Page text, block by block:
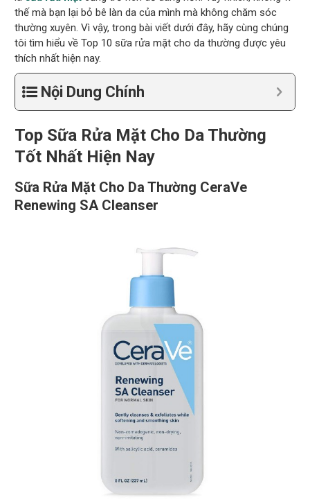
thế mà bạn lại bỏ bê làn da của mình mà không chăm sóc
thường xuyên. Vì vậy, trong bài viết dưới đây, hãy cùng chúng
tôi tìm hiểu về Top 10 sữa rửa mặt cho da thường được yêu
thích nhất hiện nay.
Nội Dung Chính
Top Sữa Rửa Mặt Cho Da Thường
Tốt Nhất Hiện Nay
Sữa Rửa Mặt Cho Da Thường CeraVe
Renewing SA Cleanser